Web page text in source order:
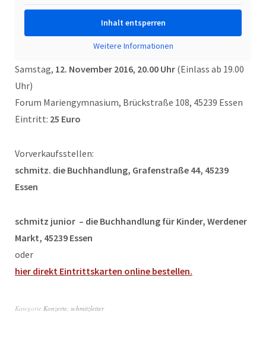
Inhalt entsperren
Weitere Informationen
Samstag, 12. November 2016, 20.00 Uhr (Einlass ab 19.00
Uhr)
Forum Mariengymnasium, Brückstraße 108, 45239 Essen
Eintritt: 25 Euro
Vorverkaufsstellen:
schmitz. die Buchhandlung, Grafenstraße 44, 45239
Essen
schmitz junior – die Buchhandlung für Kinder, Werdener
Markt, 45239 Essen
oder
hier direkt Eintrittskarten online bestellen.
Kategorie Konzerte schmitzletter